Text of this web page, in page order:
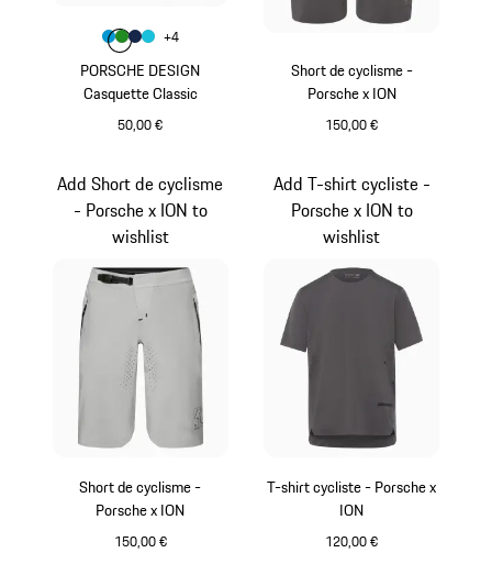
PORSCHE DESIGN
Casquette Classic
50,00 €
Couleur
Couleur Bleu Miami
CouleurVert
Couleur
Couleur
+4
Short de cyclisme -
Porsche x ION
150,00 €
Short de cyclisme -
Porsche x ION
150,00 €
Add Short de cyclisme
- Porsche x ION to
wishlist
T-shirt cycliste - Porsche x
ION
120,00 €
Add T-shirt cycliste -
Porsche x ION to
wishlist